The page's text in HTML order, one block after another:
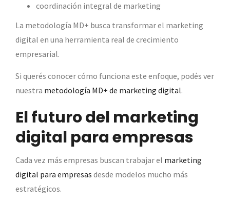
coordinación integral de marketing
La metodología MD+ busca transformar el marketing
digital en una herramienta real de crecimiento
empresarial.
Si querés conocer cómo funciona este enfoque, podés ver
nuestra metodología MD+ de marketing digital.
El futuro del marketing
digital para empresas
Cada vez más empresas buscan trabajar el marketing
digital para empresas desde modelos mucho más
estratégicos.